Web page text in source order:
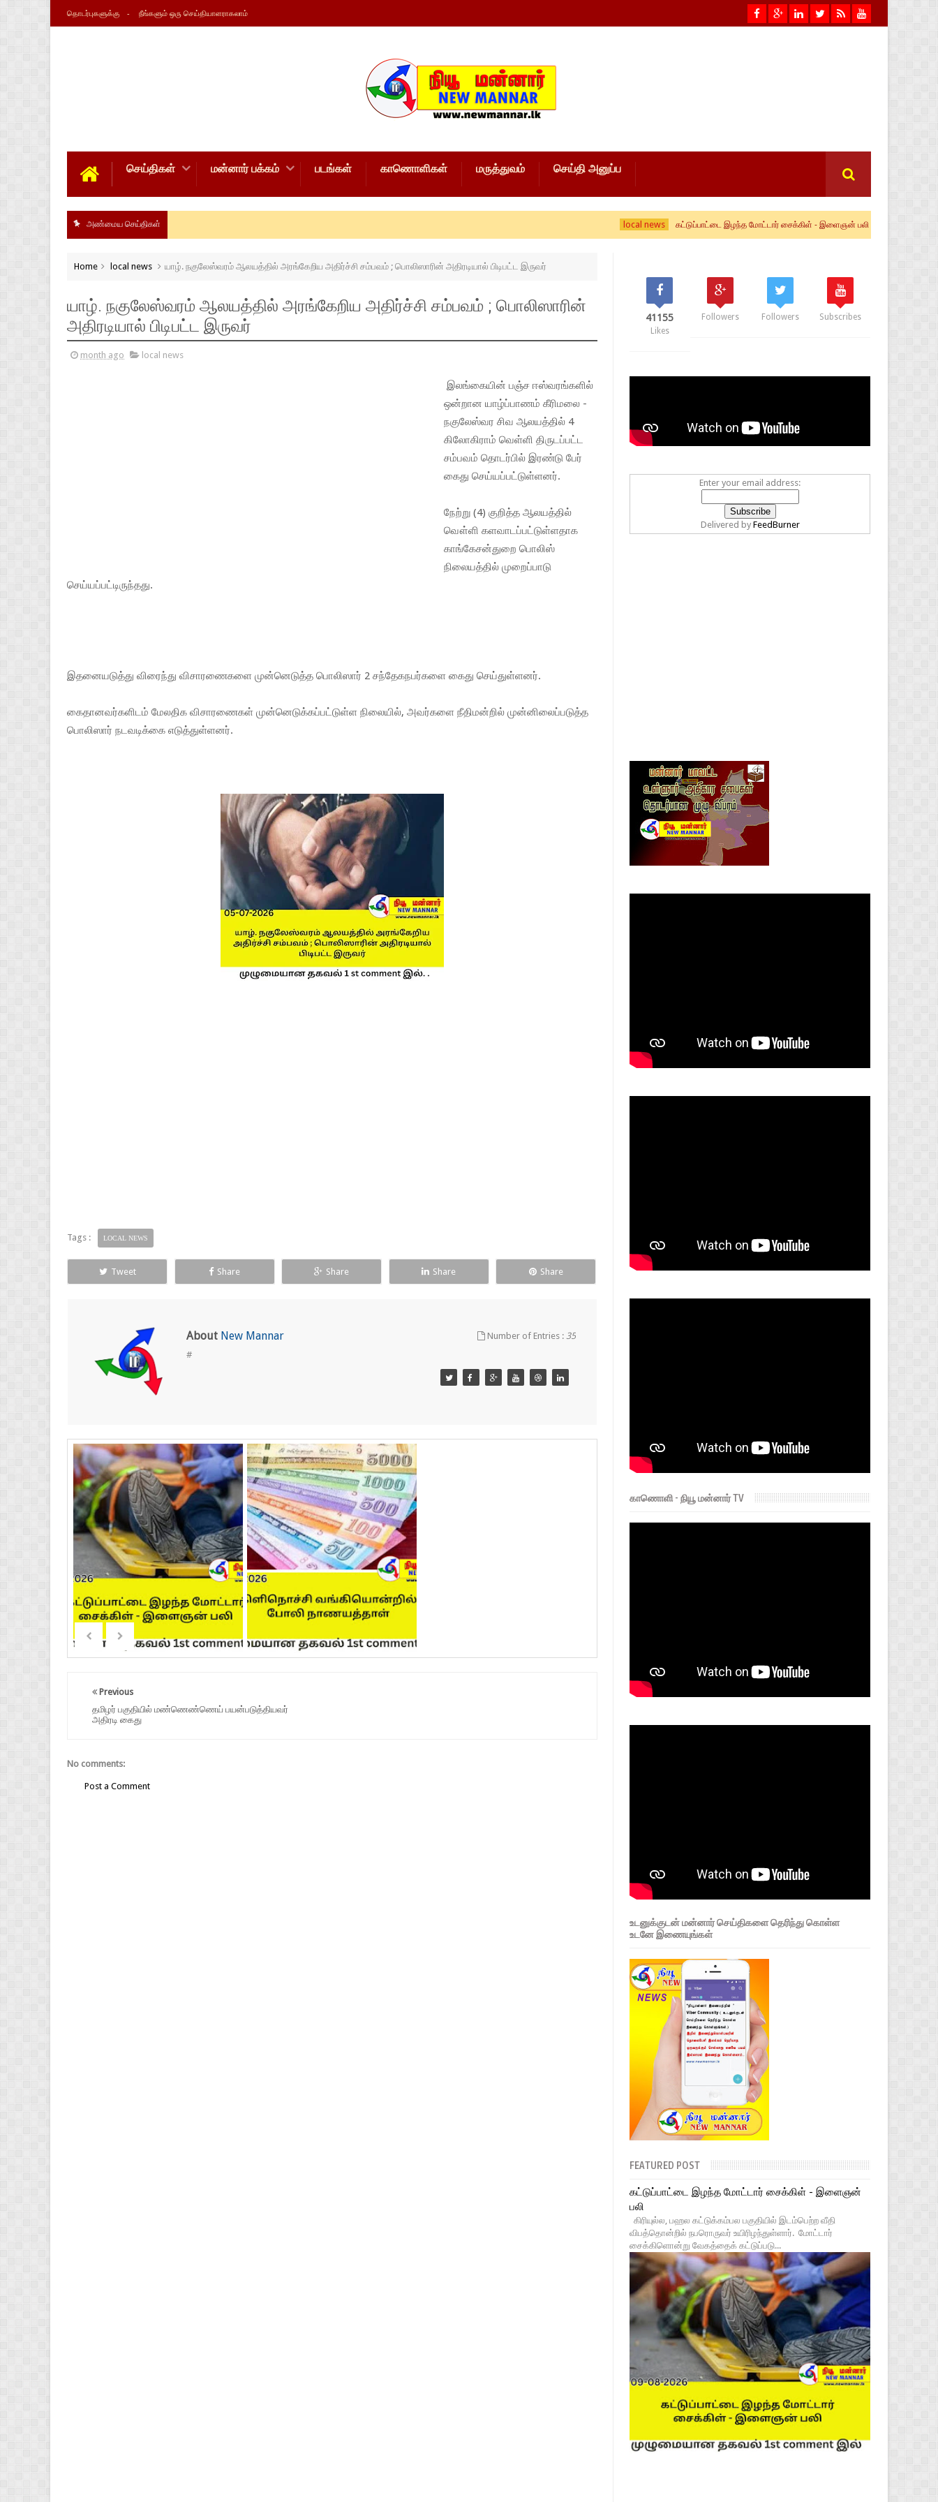
தொடர்புகளுக்கு நீங்களும் ஒரு செய்தியாளராகலாம்
செய்திகள் மன்னார் பக்கம் படங்கள் காணொளிகள் மருத்துவம் செய்தி அனுப்ப
அண்மைய செய்திகள் கட்டுப்பாட்டை இழந்த மோட்டார் சைக்கிள் - இளைஞன் பலி local news
Home local news யாழ். நகுலேஸ்வரம் ஆலயத்தில் அரங்கேறிய அதிர்ச்சி சம்பவம் ; பொலிஸாரின் அதிரடியால் பிடிபட்ட இருவர்
யாழ். நகுலேஸ்வரம் ஆலயத்தில் அரங்கேறிய அதிர்ச்சி சம்பவம் ; பொலிஸாரின்
அதிரடியால் பிடிபட்ட இருவர்
month ago local news
இலங்கையின் பஞ்ச ஈஸ்வரங்களில்
ஒன்றான யாழ்ப்பாணம் கீரிமலை -
நகுலேஸ்வர சிவ ஆலயத்தில் 4
கிலோகிராம் வெள்ளி திருடப்பட்ட
சம்பவம் தொடர்பில் இரண்டு பேர்
கைது செய்யப்பட்டுள்ளனர்.
நேற்று (4) குறித்த ஆலயத்தில்
வௌ்ளி களவாடப்பட்டுள்ளதாக
காங்கேசன்துறை பொலிஸ்
நிலையத்தில் முறைப்பாடு
செய்யப்பட்டிருந்தது.
இதனையடுத்து விரைந்து விசாரணைகளை முன்னெடுத்த பொலிஸார் 2 சந்தேகநபர்களை கைது செய்துள்ளனர்.
கைதானவர்களிடம் மேலதிக விசாரணைகள் முன்னெடுக்கப்பட்டுள்ள நிலையில், அவர்களை நீதிமன்றில் முன்னிலைப்படுத்த
பொலிஸார் நடவடிக்கை எடுத்துள்ளனர்.
Tags : LOCAL NEWS
Tweet Share Share Share Share
About New Mannar Number of Entries :35
#
Previous
தமிழர் பகுதியில் மண்ணெண்ணெய் பயன்படுத்தியவர்
அதிரடி கைது
No comments:
Post a Comment
41155
Likes
Followers Followers Subscribes
Enter your email address:
Delivered by FeedBurner
காணொளி - நியூ மன்னார் TV
உடனுக்குடன் மன்னார் செய்திகளை தெரிந்து கொள்ள
உடனே இணையுங்கள்
FEATURED POST
கட்டுப்பாட்டை இழந்த மோட்டார் சைக்கிள் - இளைஞன்
பலி
கிரியுல்ல, பஹல கட்டுக்கம்பல பகுதியில் இடம்பெற்ற வீதி
விபத்தொன்றில் நபரொருவர் உயிரிழந்துள்ளார். மோட்டார்
சைக்கிளொன்று வேகத்தைக் கட்டுப்படு...